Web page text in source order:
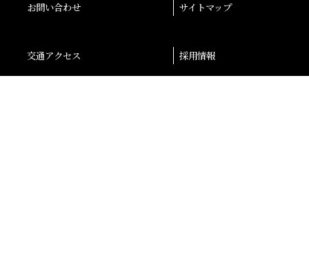
お問い合わせ サイトマップ
交通アクセス 採用情報